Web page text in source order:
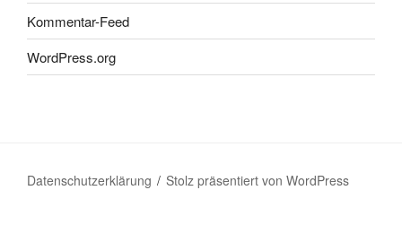
Kommentar-Feed
WordPress.org
Datenschutzerklärung Stolz präsentiert von WordPress